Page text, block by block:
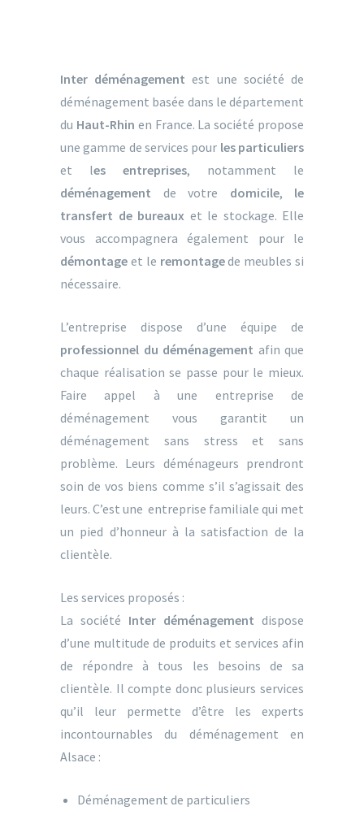
Inter déménagement est une société de
déménagement basée dans le département
du Haut-Rhin en France. La société propose
une gamme de services pour les particuliers
et les entreprises, notamment le
déménagement de votre domicile, le
transfert de bureaux et le stockage. Elle
vous accompagnera également pour le
démontage et le remontagede meubles si
nécessaire.
L’entreprise dispose d’une équipe de
professionnel du déménagement afin que
chaque réalisation se passe pour le mieux.
Faire appel à une entreprise de
déménagement vous garantit un
déménagement sans stress et sans
problème. Leurs déménageurs prendront
soin de vos biens comme s’il s’agissait des
leurs. C’est une entreprise familiale qui met
un pied d’honneur à la satisfaction de la
clientèle.
Les services proposés :
La société Inter déménagement dispose
d’une multitude de produits et services afin
de répondre à tous les besoins de sa
clientèle. Il compte donc plusieurs services
qu’il leur permette d’être les experts
incontournables du déménagement en
Alsace :
Déménagement de particuliers